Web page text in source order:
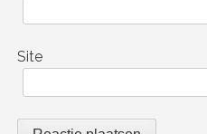
Site